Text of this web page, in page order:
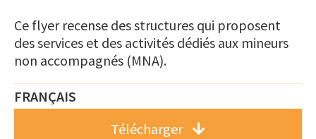
Ce flyer recense des structures qui proposent
des services et des activités dédiés aux mineurs
non accompagnés (MNA).
FRANÇAIS
Télécharger